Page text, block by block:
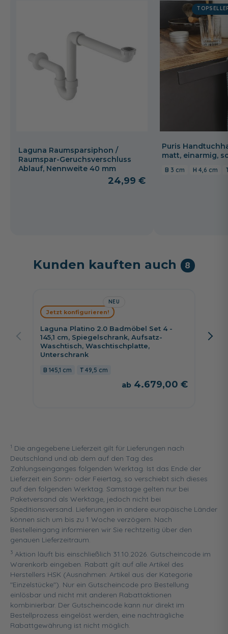
Weiß hochglanz
Laguna Raumsparsiphon /
Raumspar-Geruchsverschluss
Ablauf, Nennweite 40 mm
24,99 €
Puris
matt, einarmig,
3 cm 4,6 cm
Kunden kauften auch 8
NEU
Laguna Platino 2.0 Badmöbel Set 4 -
145,1 cm, Spiegelschrank, Aufsatz-
Waschtisch, Waschtischplatte,
Unterschrank
145,1 cm 49,5 cm
4.679,00 €
Jetzt konfigurieren!
130,8
1 Die angegebene Lieferzeit gilt für Lieferungen nach
Deutschland und ab dem auf den Tag des
Zahlungseinganges folgenden Werktag. Ist das Ende der
Lieferzeit ein Sonn- oder Feiertag, so verschiebt sich dieses
auf den folgenden Werktag. Samstage gelten nur bei
Paketversand als Werktage, jedoch nicht bei
Speditionsversand. Lieferungen in andere europäische Länder
können sich um bis zu 1 Woche verzögern. Nach
Bestelleingang informieren wir Sie rechtzeitig über den
genauen Lieferzeitraum.
3 Aktion läuft bis einschließlich 31.10.2026. Gutscheincode im
Warenkorb eingeben. Rabatt gilt auf alle Artikel des
Herstellers HSK (Ausnahmen: Artikel aus der Kategorie
"Einzelstücke"). Nur ein Gutscheincode pro Bestellung
einlösbar und nicht mit anderen Rabattaktionen
kombinierbar. Der Gutscheincode kann nur direkt im
Bestellprozess eingelöst werden, eine nachträgliche
Rabattgewährung ist nicht möglich.